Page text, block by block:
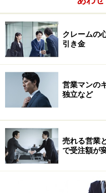
考える時間、頻度多
まず売れてる営業マンは
度が多いですね。記憶も
訪問前、訪問後はもち
ず、顧客のことばかり考
は、当たり前。仕事以外
クレームの
引き金
営業マンの
独立など
売れる営業
で受注額が